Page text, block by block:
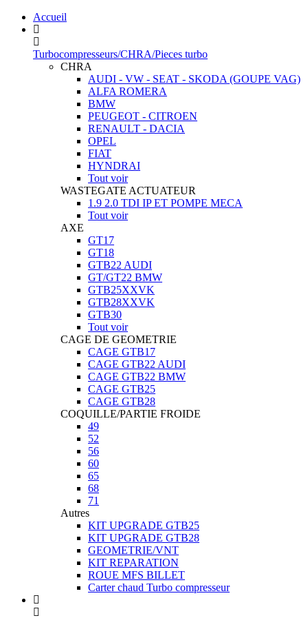
Accueil
Turbocompresseurs/CHRA/Pieces turbo
CHRA
AUDI - VW - SEAT - SKODA (GOUPE VAG)
ALFA ROMERA
BMW
PEUGEOT - CITROEN
RENAULT - DACIA
OPEL
FIAT
HYNDRAI
Tout voir
WASTEGATE ACTUATEUR
1.9 2.0 TDI IP ET POMPE MECA
Tout voir
AXE
GT17
GT18
GTB22 AUDI
GT/GT22 BMW
GTB25XXVK
GTB28XXVK
GTB30
Tout voir
CAGE DE GEOMETRIE
CAGE GTB17
CAGE GTB22 AUDI
CAGE GTB22 BMW
CAGE GTB25
CAGE GTB28
COQUILLE/PARTIE FROIDE
49
52
56
60
65
68
71
Autres
KIT UPGRADE GTB25
KIT UPGRADE GTB28
GEOMETRIE/VNT
KIT REPARATION
ROUE MFS BILLET
Carter chaud Turbo compresseur